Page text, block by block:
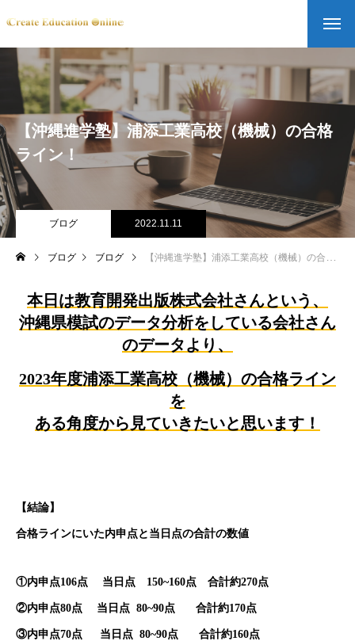
【沖縄進学塾】浦添工業高校（機械）の合格
ライン！
ブログ 2022.11.11
ブログ ブログ 【沖縄進学塾】浦添工業高校（機械）の合格ライン！
本日は教育開発出版株式会社さんという、
沖縄県模試のデータ分析をしている会社さん
のデータより、
2023年度浦添工業高校（機械）の合格ライン
を
ある角度から見ていきたいと思います！
【結論】
合格ラインにいた内申点と当日点の合計の数値
①内申点106点 当日点 150~160点 合計約270点
②内申点80点 当日点 80~90点 合計約170点
③内申点70点 当日点 80~90点 合計約160点